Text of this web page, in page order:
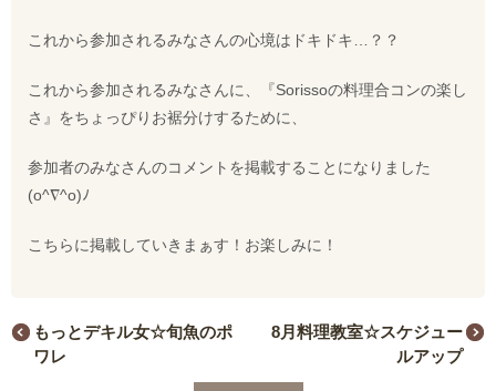
これから参加されるみなさんの心境はドキドキ…？？
これから参加されるみなさんに、『Sorissoの料理合コンの楽し
さ』をちょっぴりお裾分けするために、
参加者のみなさんのコメントを掲載することになりました
(o^∇^o)ﾉ
こちらに掲載していきまぁす！お楽しみに！
もっとデキル女☆旬魚のポ
ワレ
8月料理教室☆スケジュー
ルアップ